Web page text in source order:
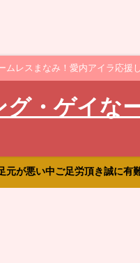
レスまなみ！愛内アイラ応援
・ゲイな
が悪い中ご足労頂き誠に有